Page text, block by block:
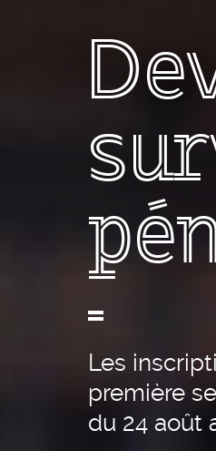
Les
première
du 24 août